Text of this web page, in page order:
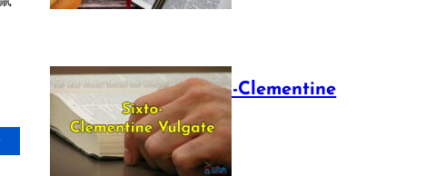
The Sixto-Clementine
Vulgate
July 12, 2025